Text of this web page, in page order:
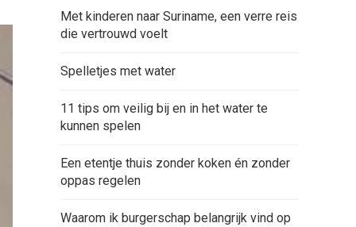
Met kinderen naar Suriname, een verre reis
die vertrouwd voelt
Spelletjes met water
11 tips om veilig bij en in het water te
kunnen spelen
Een etentje thuis zonder koken én zonder
oppas regelen
Waarom ik burgerschap belangrijk vind op